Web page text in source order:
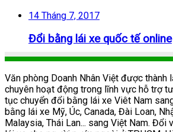
14 Tháng 7, 2017
Đổi bằng lái xe quốc tế online
Văn phòng Doanh Nhân Việt được
chuyên hoạt động trong lĩnh vực hỗ trợ
tục chuyển đổi bằng lái xe Viêt Nam
bằng lái xe Mỹ, Úc, Canada, Đài Loan,
Malaysia, Thái Lan... sang Việt Nam. Đổi